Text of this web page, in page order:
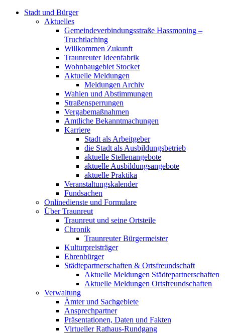
Stadt und Bürger
Aktuelles
Gemeindeverbindungsstraße Hassmoning –
Truchtlaching
Willkommen Zukunft
Traunreuter Ideenfabrik
Wohnbaugebiet Stocket
Aktuelle Meldungen
Meldungen Archiv
Wahlen und Abstimmungen
Straßensperrungen
Vergabemaßnahmen
Amtliche Bekanntmachungen
Karriere
Stadt als Arbeitgeber
die Stadt als Ausbildungsbetrieb
aktuelle Stellenangebote
aktuelle Ausbildungsangebote
aktuelle Praktika
Veranstaltungskalender
Fundsachen
Onlinedienste und Formulare
Über Traunreut
Traunreut und seine Ortsteile
Chronik
Traunreuter Bürgermeister
Kulturpreisträger
Ehrenbürger
Städtepartnerschaften & Ortsfreundschaft
Aktuelle Meldungen Städtepartnerschaften
Aktuelle Meldungen Ortsfreundschaften
Verwaltung
Ämter und Sachgebiete
Ansprechpartner
Präsentationen, Daten und Fakten
Virtueller Rathaus-Rundgang